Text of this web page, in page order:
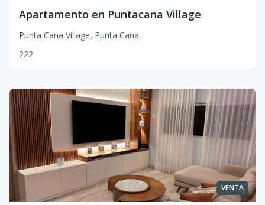
Apartamento en Puntacana Village
Punta Cana Village, Punta Cana
222
VENTA